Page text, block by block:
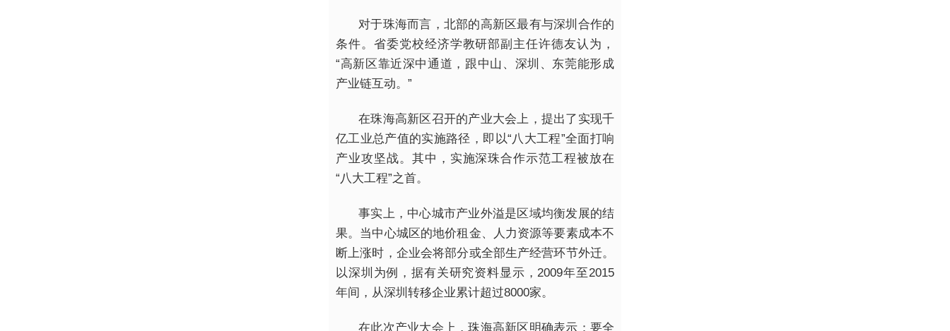
对于珠海而言，北部的高新区最有与深圳合作的
条件。省委党校经济学教研部副主任许德友认为，
“高新区靠近深中通道，跟中山、深圳、东莞能形成
产业链互动。”
在珠海高新区召开的产业大会上，提出了实现千
亿工业总产值的实施路径，即以“八大工程”全面打响
产业攻坚战。其中，实施深珠合作示范工程被放在
“八大工程”之首。
事实上，中心城市产业外溢是区域均衡发展的结
果。当中心城区的地价租金、人力资源等要素成本不
断上涨时，企业会将部分或全部生产经营环节外迁。
以深圳为例，据有关研究资料显示，2009年至2015
年间，从深圳转移企业累计超过8000家。
在此次产业大会上，珠海高新区明确表示：要全